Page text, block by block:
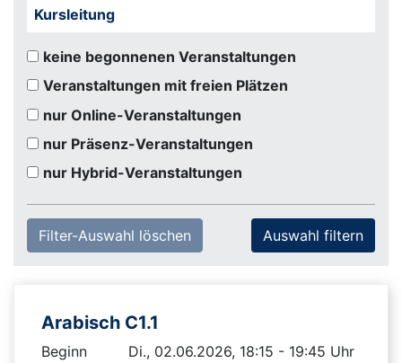
Kursleitung
keine begonnenen Veranstaltungen
Veranstaltungen mit freien Plätzen
nur Online-Veranstaltungen
nur Präsenz-Veranstaltungen
nur Hybrid-Veranstaltungen
Filter-Auswahl löschen
Arabisch C1.1
Beginn Di., 02.06.2026, 18:15 - 19:45 Uhr